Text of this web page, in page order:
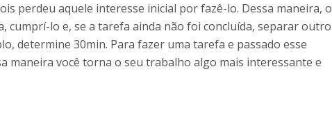
perdeu aquele interesse inicial por fazê-lo. Dessa maneira, o
cumprí-lo e, se a tarefa ainda não foi concluída, separar outro
determine 30min. Para fazer uma tarefa e passado esse
maneira você torna o seu trabalho algo mais interessante e